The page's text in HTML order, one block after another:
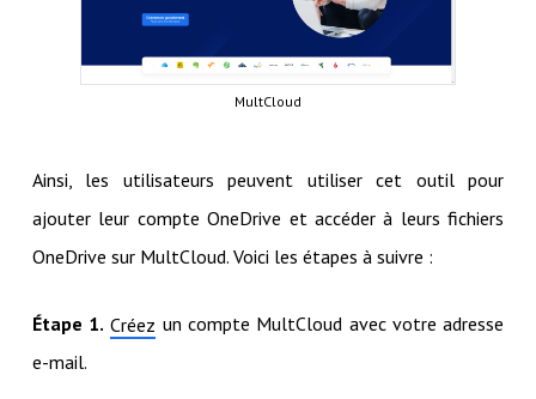
MultCloud
Ainsi, les utilisateurs peuvent utiliser cet outil pour
ajouter leur compte OneDrive et accéder à leurs fichiers
OneDrive sur MultCloud. Voici les étapes à suivre :
Étape 1. Créez un compte MultCloud avec votre adresse
e-mail.